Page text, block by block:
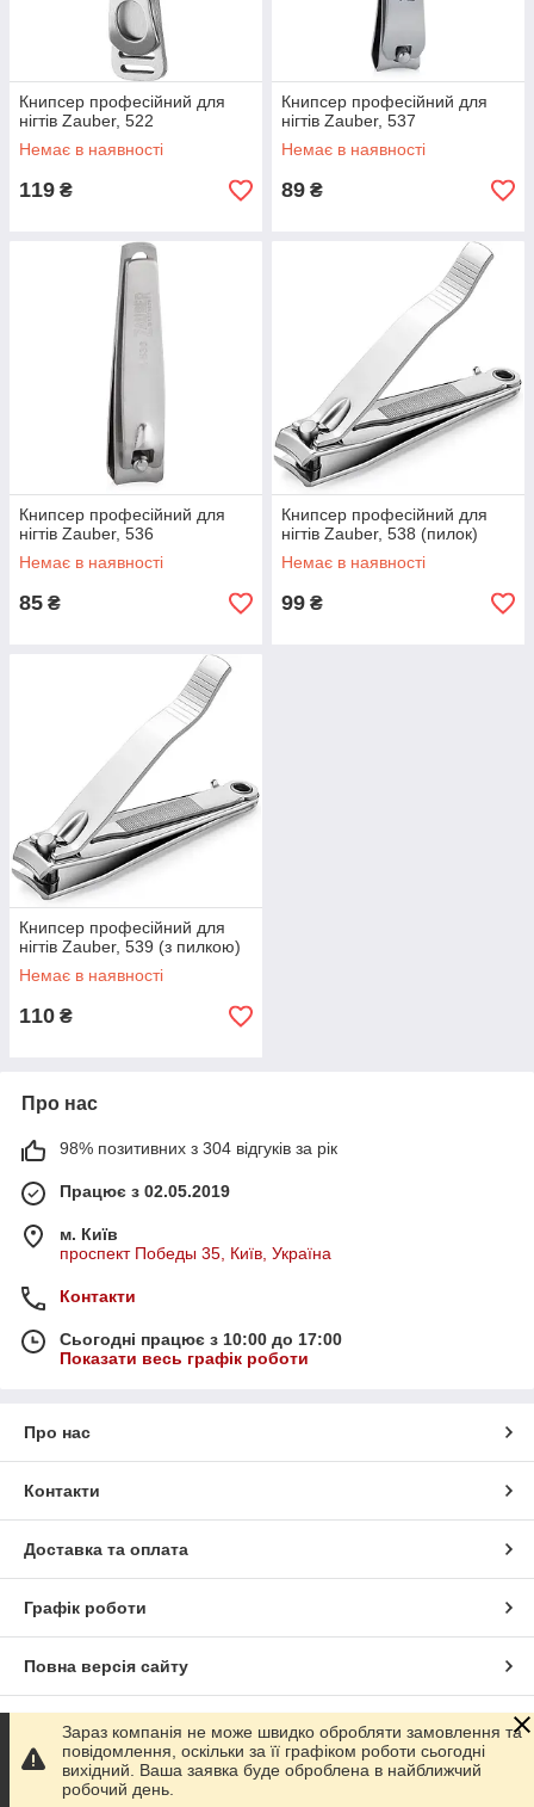
Книпсер професійний для
нігтів Zauber, 522
Немає в наявності
119 ₴
Книпсер професійний для
нігтів Zauber, 537
Немає в наявності
89 ₴
Книпсер професійний для
нігтів Zauber, 536
Немає в наявності
85 ₴
Книпсер професійний для
нігтів Zauber, 538 (пилок)
Немає в наявності
99 ₴
Книпсер професійний для
нігтів Zauber, 539 (з пилкою)
Немає в наявності
110 ₴
Про нас
98% позитивних з 304 відгуків за рік
Працює з 02.05.2019
м. Київ
проспект Победы 35, Київ, Україна
Контакти
Сьогодні працює з 10:00 до 17:00
Показати весь графік роботи
Про нас
Контакти
Доставка та оплата
Графік роботи
Повна версія сайту
Сайт створено на маркетплейсі Prom.ua
Політика конфіденційності
Зараз компанія не може швидко обробляти замовлення та
повідомлення, оскільки за її графіком роботи сьогодні
вихідний. Ваша заявка буде оброблена в найближчий
робочий день.